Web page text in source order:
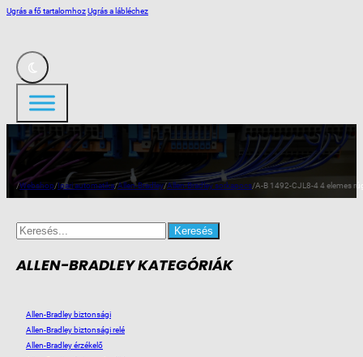
Ugrás a fő tartalomhozUgrás a lábléchez
/Webshop/Ipari automatika/Allen-Bradley/Allen-Bradley sorkapocs/A-B 1492-CJL8-4 4 elemes
Search
for:
ALLEN-BRADLEY KATEGÓRIÁK
Allen-Bradley biztonsági
Allen-Bradley biztonsági relé
Allen-Bradley érzékelő